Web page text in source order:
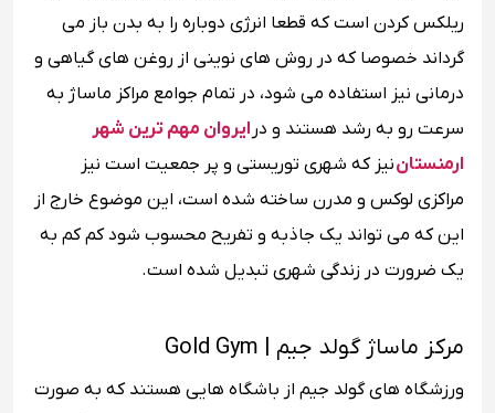
ریلکس کردن است که قطعا انرژی دوباره را به بدن باز می
گرداند خصوصا که در روش های نوینی از روغن های گیاهی و
درمانی نیز استفاده می شود، در تمام جوامع مراکز ماساژ به
سرعت رو به رشد هستند و در ایروان مهم ترین شهر
ارمنستاننیز که شهری توریستی و پر جمعیت است نیز
مراکزی لوکس و مدرن ساخته شده است، این موضوع خارج از
این که می تواند یک جاذبه و تفریح محسوب شود کم کم به
یک ضرورت در زندگی شهری تبدیل شده است.
مرکز ماساژ گولد جیم | Gold Gym
ورزشگاه های گولد جیم از باشگاه هایی هستند که به صورت